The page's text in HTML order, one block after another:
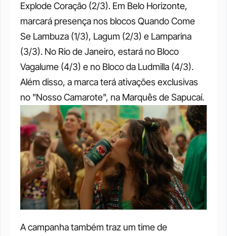
Explode Coração (2/3). Em Belo Horizonte,
marcará presença nos blocos Quando Come
Se Lambuza (1/3), Lagum (2/3) e Lamparina
(3/3). No Rio de Janeiro, estará no Bloco
Vagalume (4/3) e no Bloco da Ludmilla (4/3).
Além disso, a marca terá ativações exclusivas
no "Nosso Camarote", na Marquês de Sapucaí.
A campanha também traz um time de